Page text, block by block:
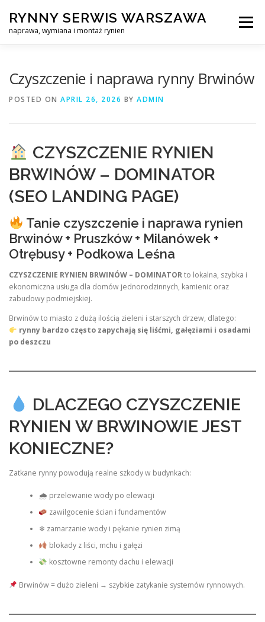
content
RYNNY SERWIS WARSZAWA
naprawa, wymiana i montaż rynien
Menu
Czyszczenie i naprawa rynny Brwinów
POSTED ON APRIL 26, 2026 BY ADMIN
CZYSZCZENIE RYNIEN
BRWINÓW – DOMINATOR
(SEO LANDING PAGE)
Tanie czyszczenie i naprawa rynien
Brwinów + Pruszków + Milanówek +
Otrębusy + Podkowa Leśna
CZYSZCZENIE RYNIEN BRWINÓW – DOMINATORto lokalna, szybka i
ekonomiczna usługa dla domów jednorodzinnych, kamienic oraz
zabudowy podmiejskiej.
Brwinów to miasto z dużą ilością zieleni i starszych drzew, dlatego:
rynny bardzo często zapychają się liśćmi, gałęziami i osadami
po deszczu
DLACZEGO CZYSZCZENIE
RYNIEN W BRWINOWIE JEST
KONIECZNE?
Zatkane rynny powodują realne szkody w budynkach:
🌧 przelewanie wody po elewacji
zawilgocenie ścian i fundamentów
❄ zamarzanie wody i pękanie rynien zimą
blokady z liści, mchu i gałęzi
kosztowne remonty dachu i elewacji
Brwinów = dużo zieleni → szybkie zatykanie systemów rynnowych.